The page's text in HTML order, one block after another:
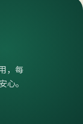
，每
心。